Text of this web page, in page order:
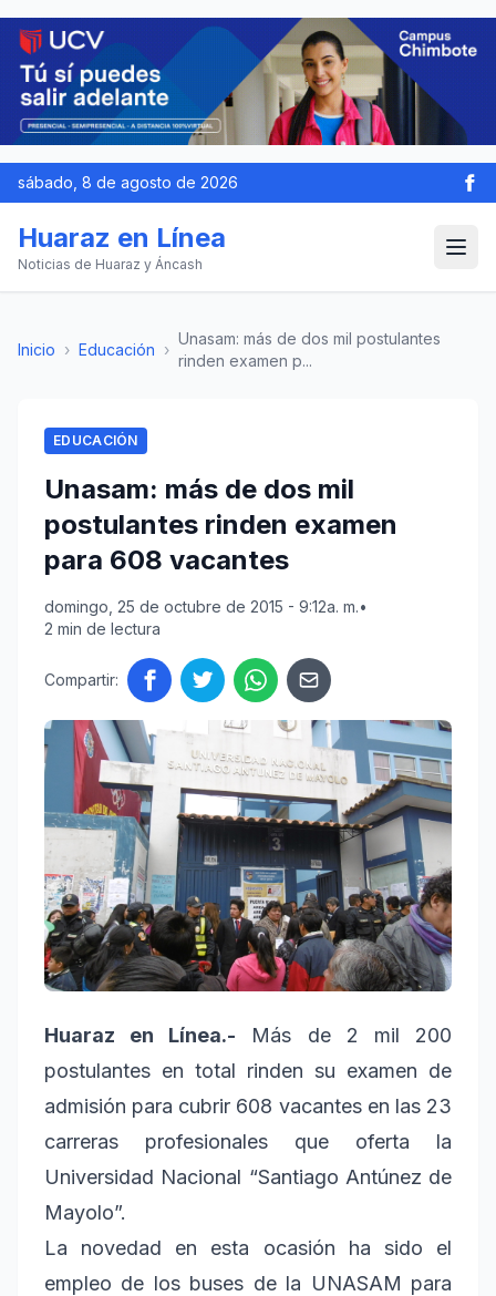
sábado, 8 de agosto de 2026
Huaraz en Línea
Noticias de Huaraz y Áncash
Inicio › Educación ›
Unasam: más de dos mil postulantes
rinden examen p...
EDUCACIÓN
Unasam: más de dos mil
postulantes rinden examen
para 608 vacantes
domingo, 25 de octubre de 2015 - 9:12a. m.•
2 min de lectura
Compartir:
Huaraz en Línea.- Más de 2 mil 200
postulantes en total rinden su examen de
admisión para cubrir 608 vacantes en las 23
carreras profesionales que oferta la
Universidad Nacional “Santiago Antúnez de
Mayolo”.
La novedad en esta ocasión ha sido el
empleo de los buses de la UNASAM para